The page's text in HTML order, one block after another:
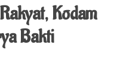
Kodam
Bakti